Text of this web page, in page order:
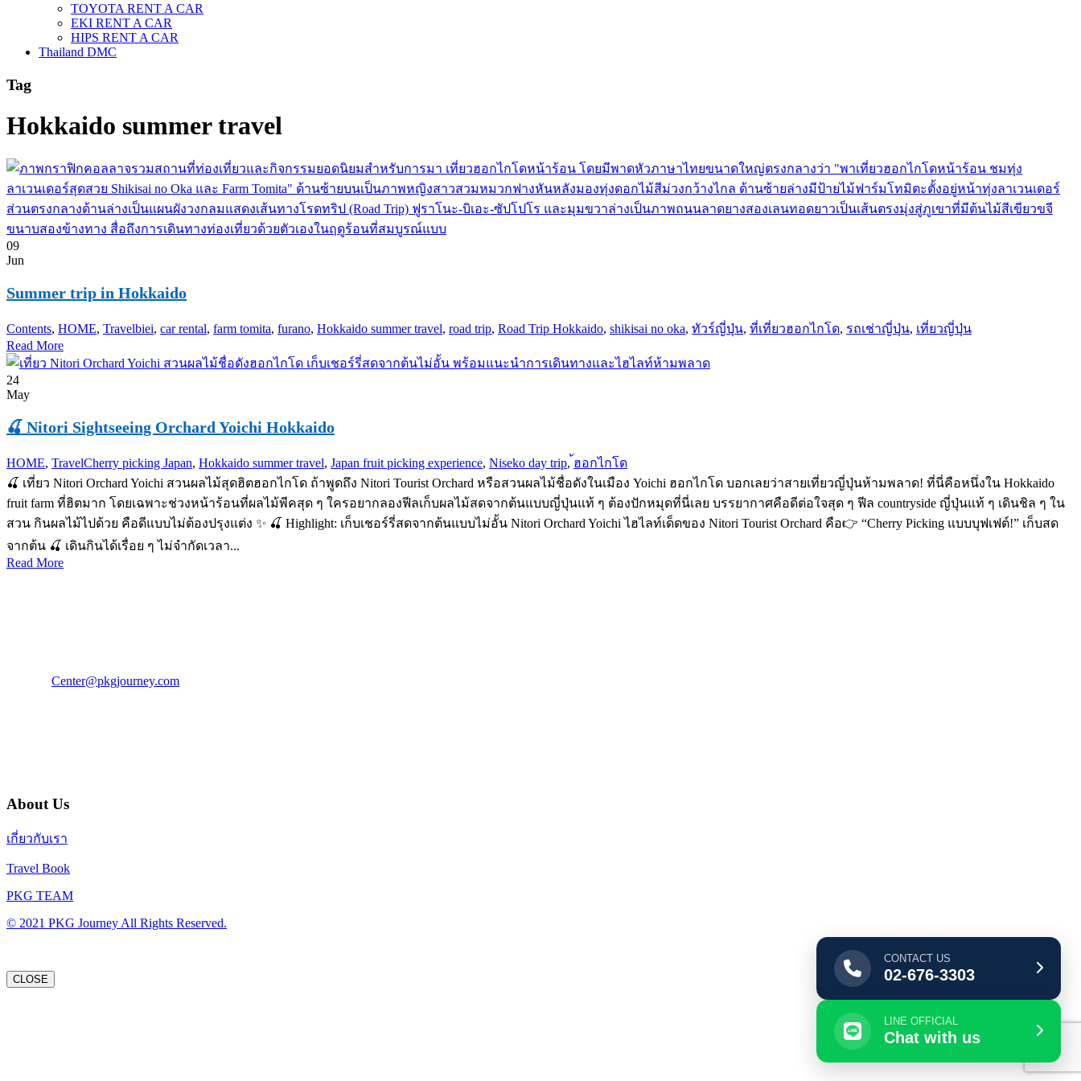
TOYOTA RENT A CAR
EKI RENT A CAR
HIPS RENT A CAR
Thailand DMC
Tag
Hokkaido summer travel
09
Jun
Summer trip in Hokkaido
Contents, HOME, Travelbiei, car rental, farm tomita, furano, Hokkaido summer travel, road trip, Road Trip Hokkaido, shikisai no oka, ทัวร์ญี่ปุ่น, ที่เที่ยวฮอกไกโด, รถเช่าญี่ปุ่น, เที่ยวญี่ปุ่น
Read More
24
May
🍒 Nitori Sightseeing Orchard Yoichi Hokkaido
HOME, TravelCherry picking Japan, Hokkaido summer travel, Japan fruit picking experience, Niseko day trip, ้ฮอกไกโด
🍒 เที่ยว Nitori Orchard Yoichi สวนผลไม้สุดฮิตฮอกไกโด ถ้าพูดถึง Nitori Tourist Orchard หรือสวนผลไม้ชื่อดังในเมือง Yoichi ฮอกไกโด บอกเลยว่าสายเที่ยวญี่ปุ่นห้ามพลาด! ที่นี่คือหนึ่งใน Hokkaido
fruit farm ที่ฮิตมาก โดยเฉพาะช่วงหน้าร้อนที่ผลไม้พีคสุด ๆ ใครอยากลองฟีลเก็บผลไม้สดจากต้นแบบญี่ปุ่นแท้ ๆ ต้องปักหมุดที่นี่เลย บรรยากาศคือดีต่อใจสุด ๆ ฟีล countryside ญี่ปุ่นแท้ ๆ เดินชิล ๆ ใน
สวน กินผลไม้ไปด้วย คือดีแบบไม่ต้องปรุงแต่ง ✨ 🍒 Highlight: เก็บเชอร์รี่สดจากต้นแบบไม่อั้น Nitori Orchard Yoichi ไฮไลท์เด็ดของ Nitori Tourist Orchard คือ👉 “Cherry Picking แบบบุฟเฟต์!” เก็บสด
จากต้น 🍒 เดินกินได้เรื่อย ๆ ไม่จำกัดเวลา...
Read More
Center@pkgjourney.com
About Us
เกี่ยวกับเรา
Travel Book
PKG TEAM
© 2021 PKG Journey All Rights Reserved.
CONTACT US
02-676-3303
LINE OFFICIAL
Chat with us
CLOSE